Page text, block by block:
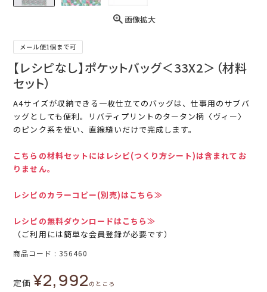
画像拡大
メール便1個まで可
【レシピなし】ポケットバッグ＜33X2＞（材料
セット）
A4サイズが収納できる一枚仕立てのバッグは、仕事用のサブバ
ッグとしても便利。リバティプリントのタータン柄〈ヴィー〉
のピンク系を使い、直線縫いだけで完成します。
こちらの材料セットにはレシピ(つくり方シート)は含まれてお
りません。
レシピのカラーコピー(別売)はこちら≫
レシピの無料ダウンロードはこちら≫
（ご利用には簡単な会員登録が必要です）
商品コード 356460
定価 ¥2,992 のところ